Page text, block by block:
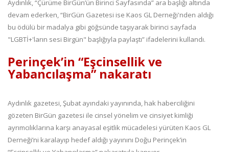
Aydınlık, “Çürüme BirGün’ün Birinci Sayfasında” ara başlığı altında
devam ederken, “BirGün Gazetesi ise Kaos GL Derneği'nden aldığı
bu ödülü bir madalya gibi göğsünde taşıyarak birinci sayfada
"LGBTİ+'ların sesi Birgün" başlığıyla paylaştı” ifadelerini kullandı.
Perinçek’in “Eşcinsellik ve
Yabancılaşma” nakaratı
Aydınlık gazetesi, Şubat ayındaki yayınında, hak haberciliğini
gözeten BirGün gazetesi ile cinsel yönelim ve cinsiyet kimliği
ayrımcılıklarına karşı anayasal eşitlik mücadelesi yürüten Kaos GL
Derneği’ni karalayıp hedef aldığı yayınını Doğu Perinçek’in